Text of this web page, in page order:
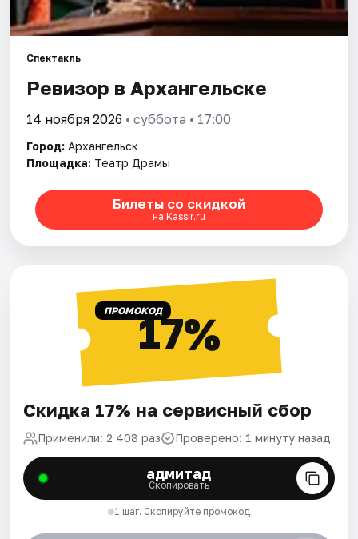
Спектакль
Ревизор в Архангельске
14 ноября 2026 • суббота • 17:00
Город: Архангельск
Площадка: Театр Драмы
Билеты со скидкой
на Kassir.ru
ПРОМОКОД17%
Скидка 17% на сервисный сбор
Применили: 2 408 раз Проверено: 1 минуту назад
адмитад
Скопировать
1 шаг. Скопируйте промокод